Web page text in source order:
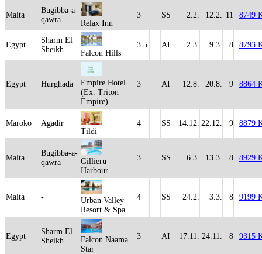
Malta
Bugibba-a-
qawra
Relax Inn
3 SS 2.2. 12.2. 11 8749
Egypt
Sharm El
Sheikh
Falcon Hills
3.5 AI 2.3. 9.3. 8 8793
Egypt Hurghada
Empire Hotel
(Ex. Triton
Empire)
3 AI 12.8. 20.8. 9 8864
Maroko
Agadir
Tildi
4 SS 14.12. 22.12. 9 8879
Malta
Bugibba-a-
qawra
Gillieru
Harbour
3 SS 6.3. 13.3. 8 8929
Malta -
Urban Valley
Resort & Spa
4 SS 24.2. 3.3. 8 9199
Egypt
Sharm El
Sheikh
Falcon Naama
Star
3 AI 17.11. 24.11. 8 9315